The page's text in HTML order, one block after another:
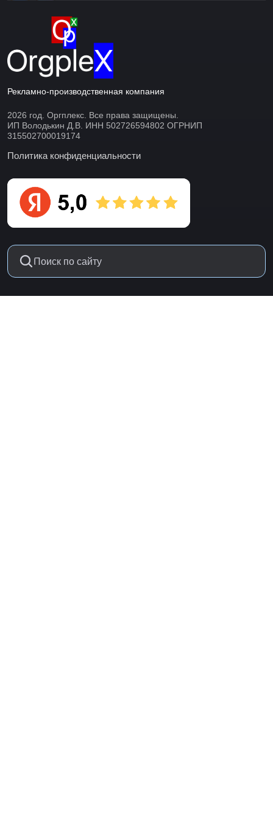
Рекламно-производственная компания
2026 год. Оргплекс. Все права защищены.
ИП Володькин Д.В. ИНН 502726594802 ОГРНИП
315502700019174
Политика конфиденциальности